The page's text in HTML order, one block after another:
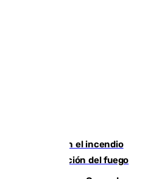
emergencia en el incendio
evolución del fuego